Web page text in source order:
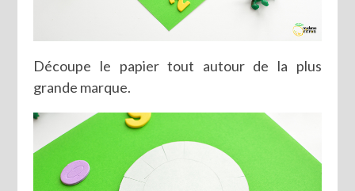
Découpe le papier tout autour de la plus
grande marque.